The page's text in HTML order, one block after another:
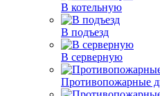
В котельную
В подъезд
В серверную
Противопожарные